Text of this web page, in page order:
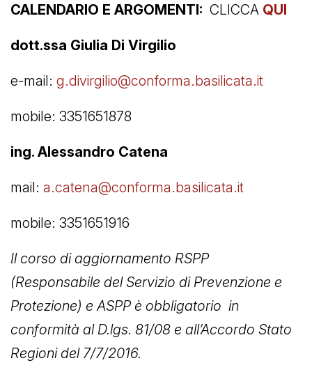
CALENDARIO E ARGOMENTI: CLICCA QUI
dott.ssa Giulia Di Virgilio
e-mail: g.divirgilio@conforma.basilicata.it
mobile: 3351651878
ing. Alessandro Catena
mail: a.catena@conforma.basilicata.it
mobile: 3351651916
Il corso di aggiornamento RSPP
(Responsabile del Servizio di Prevenzione e
Protezione) e ASPP è obbligatorio in
conformità al D.lgs. 81/08 e all’Accordo Stato
Regioni del 7/7/2016.